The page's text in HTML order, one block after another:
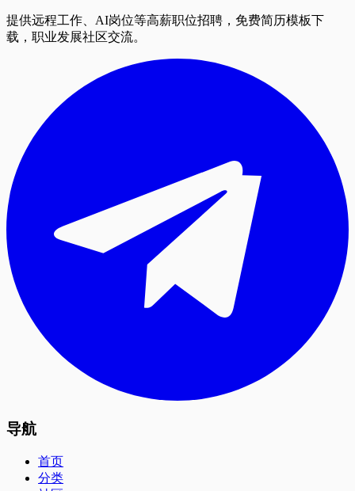
提供远程工作、AI岗位等高薪职位招聘，免费简历模板下
载，职业发展社区交流。
导航
首页
分类